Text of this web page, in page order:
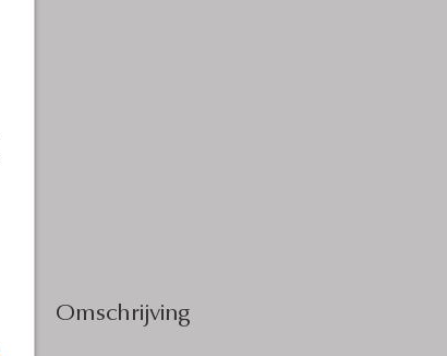
Omschrijving